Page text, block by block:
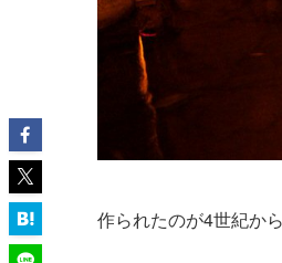
作られたのが4世紀か